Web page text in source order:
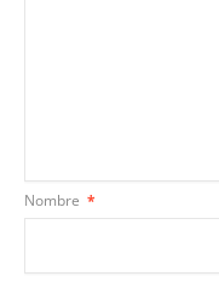
Nombre *